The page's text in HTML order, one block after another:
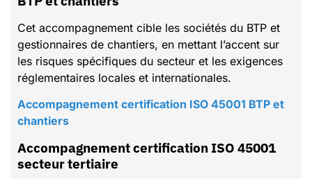
Cet accompagnement cible les sociétés du BTP et
gestionnaires de chantiers, en mettant l’accent sur
les risques spécifiques du secteur et les exigences
réglementaires locales et internationales.
Accompagnement certification ISO 45001 BTP et
chantiers
Accompagnement certification ISO 45001
secteur tertiaire